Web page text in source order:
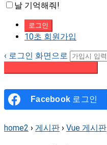
날 기억해줘!
10초 회원가입
‹ 로그인 화면으로
Facebook 로그인
home2 › 게시판 › Vue 게시판